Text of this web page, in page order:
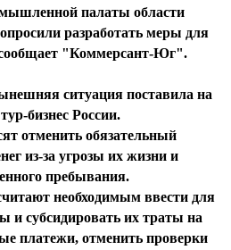
палаты области
разработать меры для
"Коммерсант-Юг".
ситуация поставила на
бизнес России.
отменить обязательный
из-за угрозы их жизни и
пребывания.
необходимым ввести для
и субсидировать их траты на
платежи, отменить проверки